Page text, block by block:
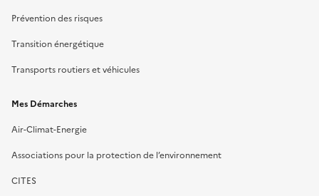
Prévention des risques
Transition énergétique
Transports routiers et véhicules
Mes Démarches
Air-Climat-Energie
Associations pour la protection de l’environnement
CITES